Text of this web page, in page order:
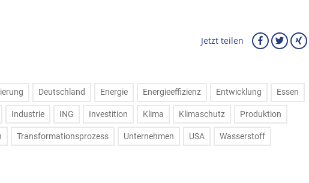
Jetzt teilen
Deutschland Energie Energieeffizienz Entwicklung Essen
Industrie ING Investition Klima Klimaschutz Produktion
Transformationsprozess Unternehmen USA Wasserstoff